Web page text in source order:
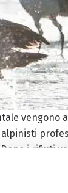
i rifiuti
Un
avuto